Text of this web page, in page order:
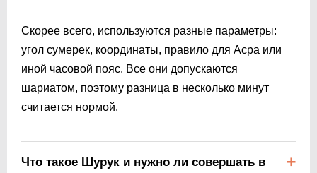
Скорее всего, используются разные параметры:
угол сумерек, координаты, правило для Асра или
иной часовой пояс. Все они допускаются
шариатом, поэтому разница в несколько минут
считается нормой.
Что такое Шурук и нужно ли совершать в